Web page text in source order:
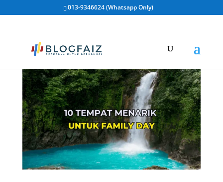
013-9346624 (Whatsapp Only)